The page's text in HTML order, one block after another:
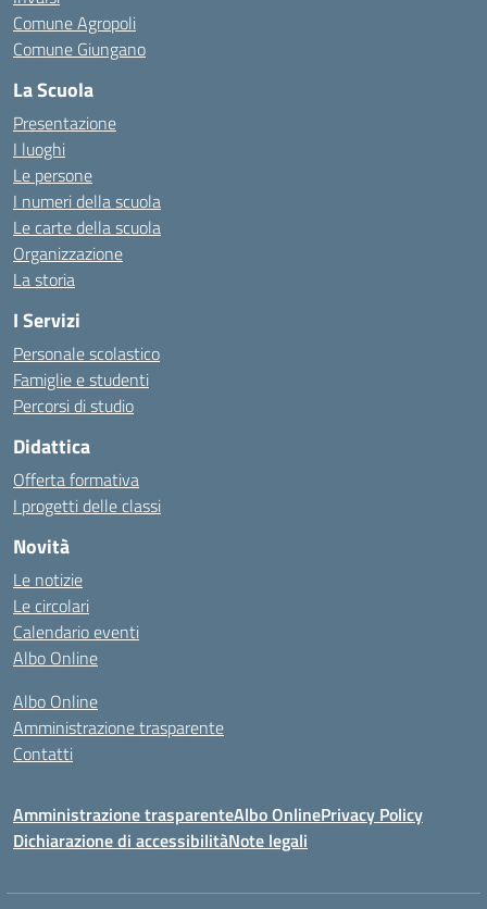
Comune Agropoli
Comune Giungano
La Scuola
Presentazione
I luoghi
Le persone
I numeri della scuola
Le carte della scuola
Organizzazione
La storia
I Servizi
Personale scolastico
Famiglie e studenti
Percorsi di studio
Didattica
Offerta formativa
I progetti delle classi
Novità
Le notizie
Le circolari
Calendario eventi
Albo Online
Albo Online
Amministrazione trasparente
Contatti
Amministrazione trasparenteAlbo OnlinePrivacy Policy
Dichiarazione di accessibilitàNote legali